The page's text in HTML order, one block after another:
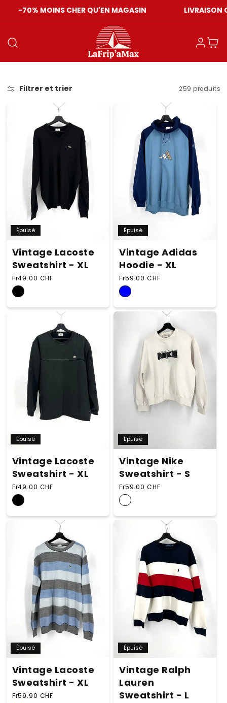
-70% MOINS CHER QU'EN MAGASIN LIVRAISON
Connexion
Panier
Filtrer et trier 259 produits
Épuisé
Vintage Lacoste
Sweatshirt - XL
Prix habituel
Fr49.00 CHF
Épuisé
Vintage Adidas
Hoodie - XL
Prix habituel
Fr59.00 CHF
Épuisé
Vintage Lacoste
Sweatshirt - XL
Prix habituel
Fr49.00 CHF
Épuisé
Vintage Nike
Sweatshirt - S
Prix habituel
Fr59.00 CHF
Épuisé
Vintage Lacoste
Sweatshirt - XL
Prix habituel
Fr59.90 CHF
Épuisé
Vintage Ralph
Lauren
Sweatshirt - L